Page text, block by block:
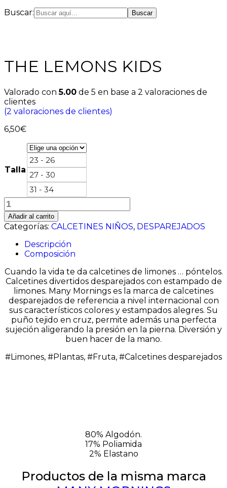
Buscar:
THE LEMONS KIDS
Valorado con5.00 de 5 en base a 2 valoraciones de
clientes
(2 valoraciones de clientes)
6,50€
Talla
23 - 26
27 - 30
31 - 34
THE
LEMONS
KIDS
cantidad
Añadir al carrito
Categorías: CALCETINES NIÑOS, DESPAREJADOS
Descripción
Composición
Cuando la vida te da calcetines de limones … póntelos.
Calcetines divertidos desparejados con estampado de
limones. Many Mornings es la marca de calcetines
desparejados de referencia a nivel internacional con
sus característicos colores y estampados alegres. Su
puño tejido en cruz, permite además una perfecta
sujeción aligerando la presión en la pierna. Diversión y
buen hacer de la mano.
#Limones, #Plantas, #Fruta, #Calcetines desparejados
80% Algodón.
17% Poliamida
2% Elastano
Productos de la misma marca